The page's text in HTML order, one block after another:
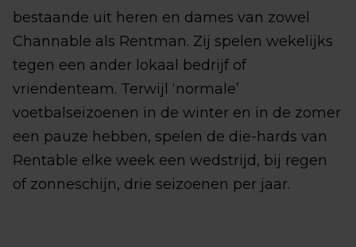
bestaande uit heren en dames van zowel
Channable als Rentman. Zij spelen wekelijks
tegen een ander lokaal bedrijf of
vriendenteam. Terwijl ‘normale’
voetbalseizoenen in de winter en in de zomer
een pauze hebben, spelen de die-hards van
Rentable elke week een wedstrijd, bij regen
of zonneschijn, drie seizoenen per jaar.